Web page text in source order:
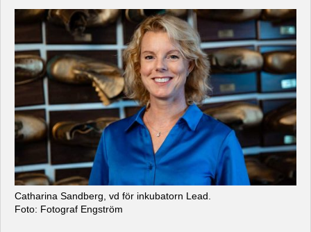
Catharina Sandberg, vd för inkubatorn Lead.
Foto: Fotograf Engström